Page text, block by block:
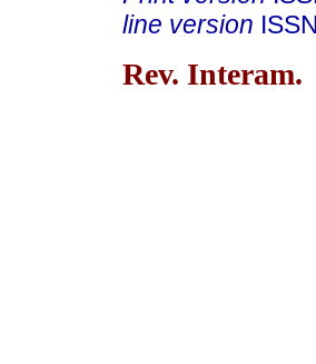
line version ISSN
Rev. Interam.